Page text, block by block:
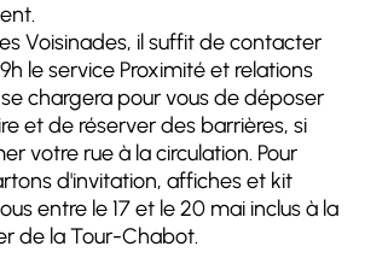
Voisinades, il suffit de contacter
le service Proximité et relations
chargera pour vous de déposer
et de réserver des barrières, si
votre rue à la circulation. Pour
d'invitation, affiches et kit
entre le 17 et le 20 mai inclus à la
de la Tour-Chabot.